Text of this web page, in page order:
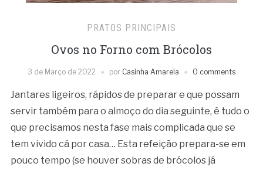
PRATOS PRINCIPAIS
Ovos no Forno com Brócolos
3 de Março de 2022 por Casinha Amarela 0 comments
Jantares ligeiros, rápidos de preparar e que possam
servir também para o almoço do dia seguinte, é tudo o
que precisamos nesta fase mais complicada que se
tem vivido cá por casa… Esta refeição prepara-se em
pouco tempo (se houver sobras de brócolos já